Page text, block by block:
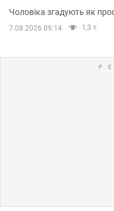
Чоловіка згадують як
7.08.2026 09:14 1,3 т.